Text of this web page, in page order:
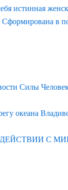
истинная
в
Силы
океана
С